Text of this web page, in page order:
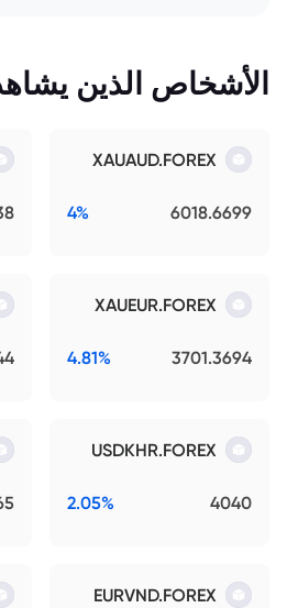
الأشخاص الذين
XAUAUD.FOREX
6018.6699
4%
XAUEUR.FOREX
3701.3694
4.81%
USDKHR.FOREX
4040
2.05%
EURVND.FOREX